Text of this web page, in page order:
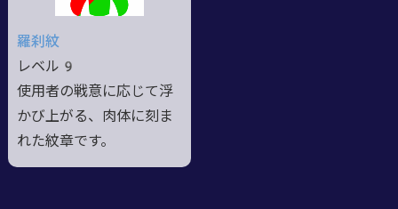
羅刹紋
レベル9
使用者の戦意に応じて浮
かび上がる、肉体に刻ま
れた紋章です。